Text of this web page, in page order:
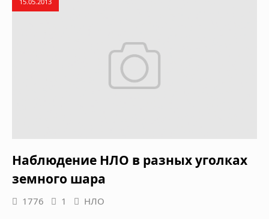
Наблюдение НЛО в разных уголках
земного шара
1776 1 НЛО